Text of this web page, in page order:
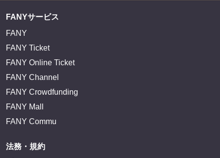
FANYサービス
FANY
FANY Ticket
FANY Online Ticket
FANY Channel
FANY Crowdfunding
FANY Mall
FANY Commu
法務・規約